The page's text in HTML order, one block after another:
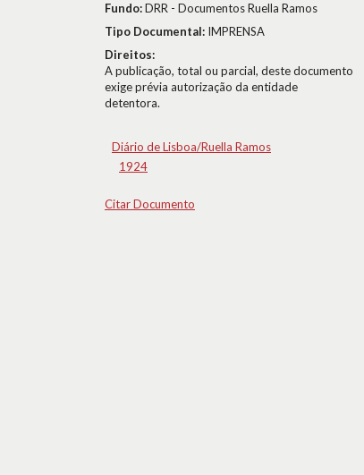
Fundo:DRR - Documentos Ruella Ramos
Tipo Documental: IMPRENSA
Direitos:
A publicação, total ou parcial, deste documento
exige prévia autorização da entidade
detentora.
Diário de Lisboa/Ruella Ramos
1924
Citar Documento